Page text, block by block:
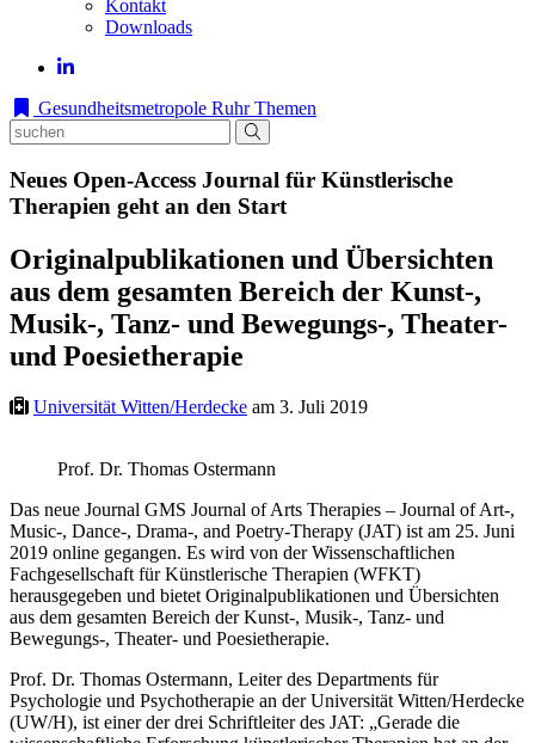
Kontakt
Downloads
Gesundheitsmetropole Ruhr Themen
Neues Open-Access Journal für Künstlerische
Therapien geht an den Start
Originalpublikationen und Übersichten
aus dem gesamten Bereich der Kunst-,
Musik-, Tanz- und Bewegungs-, Theater-
und Poesietherapie
Universität Witten/Herdecke am 3. Juli 2019
Prof. Dr. Thomas Ostermann
Das neue Journal GMS Journal of Arts Therapies – Journal of Art-,
Music-, Dance-, Drama-, and Poetry-Therapy (JAT) ist am 25. Juni
2019 online gegangen. Es wird von der Wissenschaftlichen
Fachgesellschaft für Künstlerische Therapien (WFKT)
herausgegeben und bietet Originalpublikationen und Übersichten
aus dem gesamten Bereich der Kunst-, Musik-, Tanz- und
Bewegungs-, Theater- und Poesietherapie.
Prof. Dr. Thomas Ostermann, Leiter des Departments für
Psychologie und Psychotherapie an der Universität Witten/Herdecke
(UW/H), ist einer der drei Schriftleiter des JAT: „Gerade die